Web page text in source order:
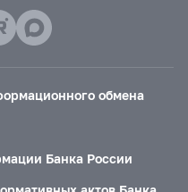
обмена
Банка России